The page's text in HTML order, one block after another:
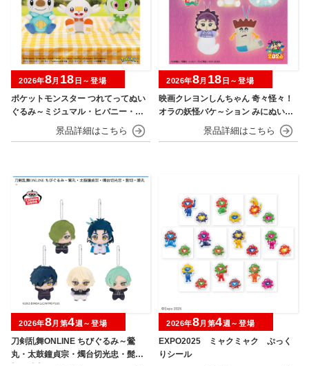
ポケットモンスター つれてってぬい
ぐるみ～ミジュマル・ヒバニー・ニ
2026年8月 18 日～登場
映画クレヨンしんちゃん 奇々怪々！
オラの妖怪バケ～ション みにぬいぐ
2026年8月 18 日～登場
刀剣乱舞ONLINE ちびぐるみ～鶯
丸・太鼓鐘貞宗・燭台切光忠・髭
2026年8月第4週～登場
EXPO2025 ミャクミャク ぷっく
りシール
2026年8月第4週～登場